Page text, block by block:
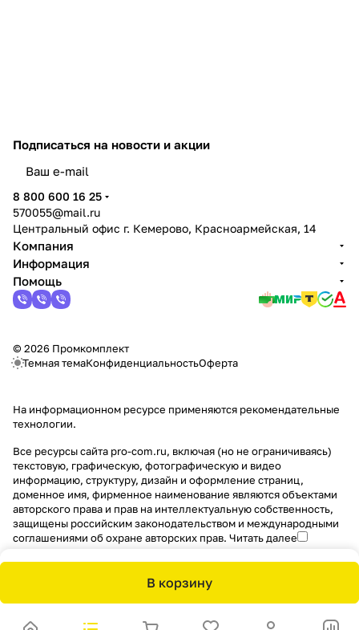
В корзину
Подписаться на новости и акции
8 800 600 16 25
570055@mail.ru
Центральный офис г. Кемерово, Красноармейская, 14
Компания
Информация
Помощь
© 2026 Промкомплект
Темная темаКонфиденциальностьОферта
На информационном ресурсе применяются рекомендательные
технологии.
Все ресурсы сайта pro-com.ru, включая (но не ограничиваясь)
текстовую, графическую, фотографическую и видео
информацию, структуру, дизайн и оформление страниц,
доменное имя, фирменное наименование являются объектами
авторского права и прав на интеллектуальную собственность,
защищены российским законодательством и международными
соглашениями об охране авторских прав. Читать далее